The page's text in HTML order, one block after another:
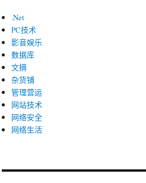
.Net
PC技术
影音娱乐
数据库
文摘
杂货铺
管理营运
网站技术
网络安全
网络生活